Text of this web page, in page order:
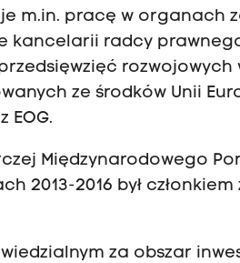
m.in. pracę w organach
kancelarii radcy
rozwojowych
ze środków Unii
EOG.
Międzynarodowego
2013-2016 był
za obszar